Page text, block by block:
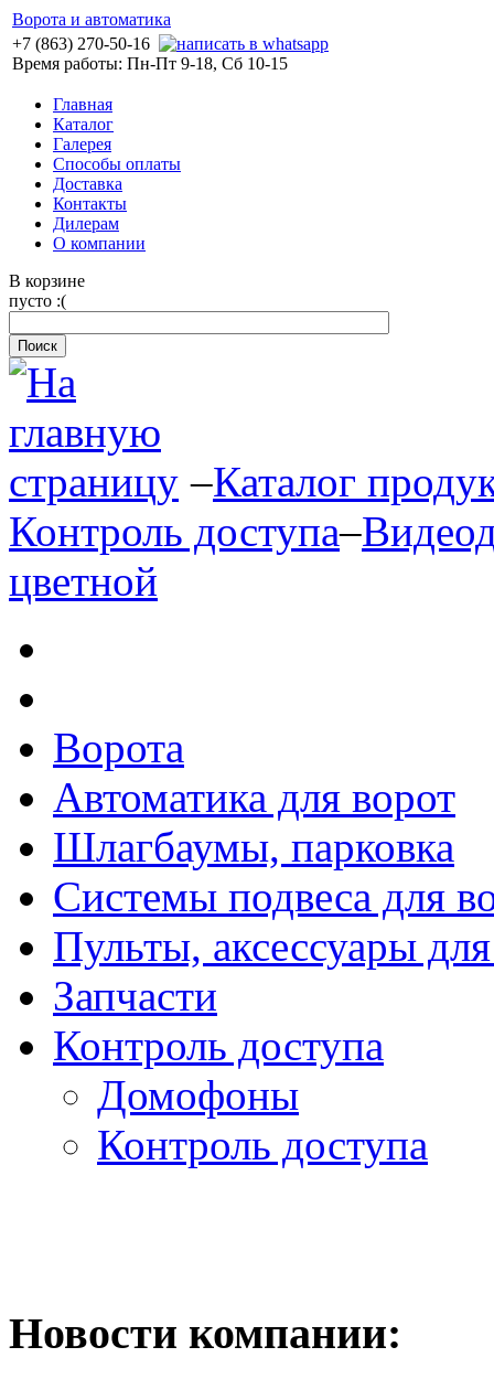
Ворота и автоматика
+7 (863) 270-50-16
Время работы: Пн-Пт 9-18, Сб 10-15
Главная
Каталог
Галерея
Способы оплаты
Доставка
Контакты
Дилерам
О компании
В корзине
пусто :(
–Каталог
Контроль доступа–
цветной
Ворота
Автоматика для ворот
Шлагбаумы, парковка
Системы подвеса для
Пульты, аксессуары
Запчасти
Контроль доступа
Домофоны
Контроль доступа
Новости компании: